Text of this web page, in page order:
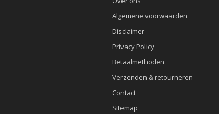
Algemene voorwaarden
Disclaimer
Privacy Policy
Betaalmethoden
Verzenden & retourneren
Contact
Sitemap